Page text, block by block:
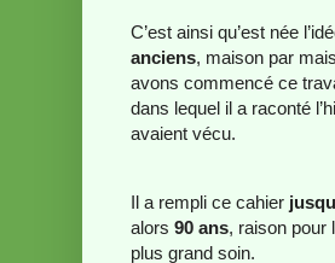
C’est ainsi qu’est née
anciens, maison par
avons commencé ce
dans lequel il a raconté
avaient vécu.
Il a rempli ce cahier
alors 90 ans, raison pour
plus grand soin.